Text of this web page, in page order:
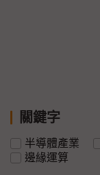
關鍵字
半導體產業
邊緣運算